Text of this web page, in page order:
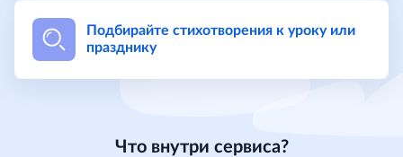
Подбирайте стихотворения к уроку или
празднику
Что внутри сервиса?